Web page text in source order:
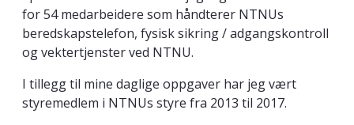
for 54 medarbeidere som håndterer NTNUs
beredskapstelefon, fysisk sikring / adgangskontroll
og vektertjenster ved NTNU.
I tillegg til mine daglige oppgaver har jeg vært
styremedlem i NTNUs styre fra 2013 til 2017.